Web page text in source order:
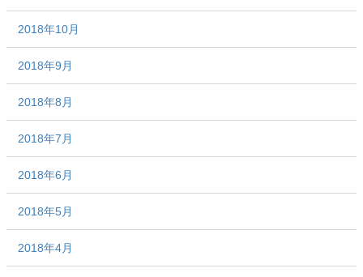
2018年10月
2018年9月
2018年8月
2018年7月
2018年6月
2018年5月
2018年4月